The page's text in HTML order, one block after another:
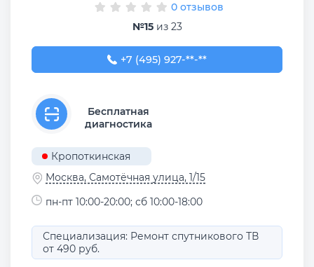
0 отзывов
№15из 23
+7 (495) 927-00-15
+7 (495) 927-**-**
Бесплатная
диагностика
Кропоткинская
Москва, Самотёчная улица, 1/15
пн-пт 10:00-20:00; сб 10:00-18:00
Специализация: Ремонт спутникового ТВ
от 490 руб.